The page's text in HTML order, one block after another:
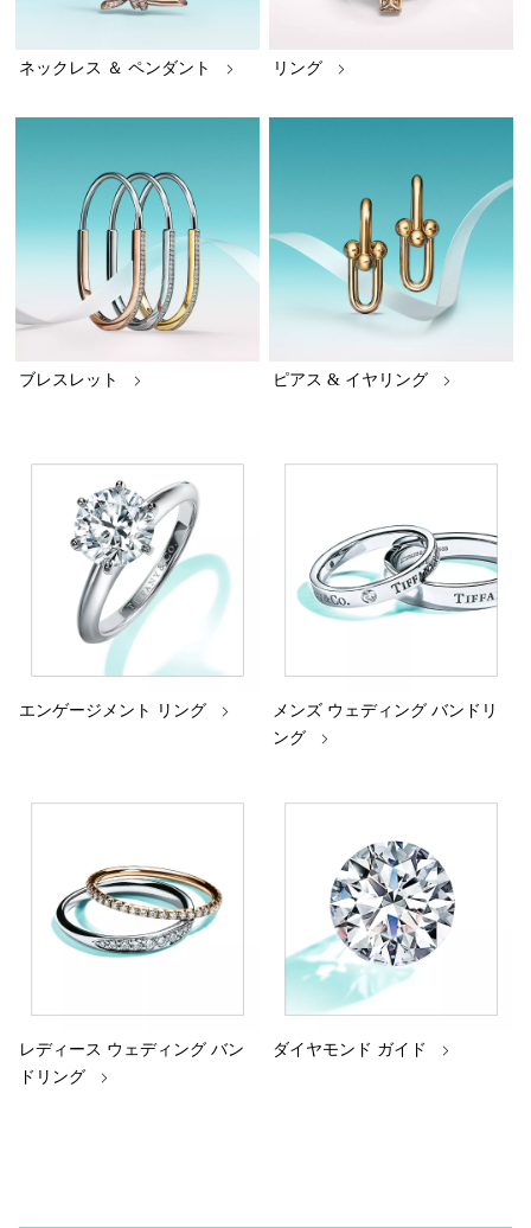
ネックレス ＆ ペンダント リング
ブレスレット ピアス & イヤリング
エンゲージメント リング
メンズ ウェディング バンドリ
ング
レディース ウェディング バン
ドリング
ダイヤモンド ガイド